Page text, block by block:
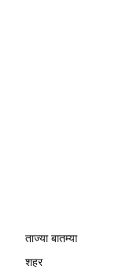
ताज्या बातम्या
शहर